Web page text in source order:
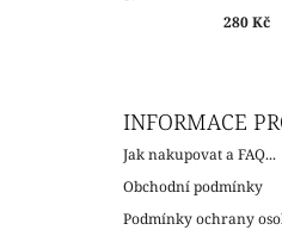
280 Kč
INFORMACE
Jak nakupovat a FAQ...
Obchodní podmínky
Podmínky ochrany